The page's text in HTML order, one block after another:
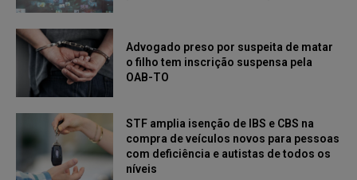
Advogado preso por suspeita de matar
o filho tem inscrição suspensa pela
OAB-TO
STF amplia isenção de IBS e CBS na
compra de veículos novos para pessoas
com deficiência e autistas de todos os
níveis